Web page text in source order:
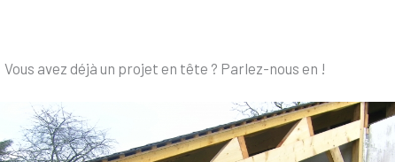
Vous avez déjà un projet en tête ? Parlez-nous en !